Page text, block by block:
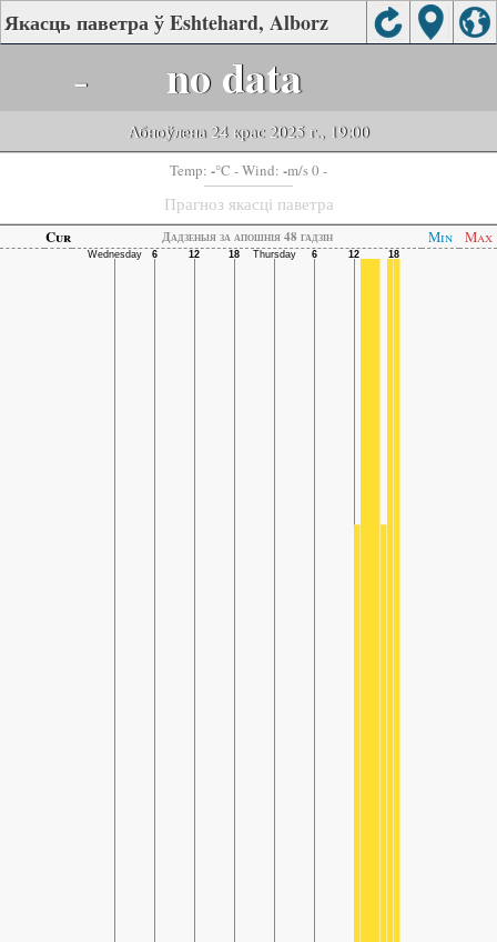
Якасць паветра ў Eshtehard, Alborz
- no data
Абноўлена 24 крас 2025 г., 19:00
Temp: -°C - Wind: -m/s 0 -
Прагноз якасці паветра
Cur Дадзеныя за апошнія 48 гадзін Min Max